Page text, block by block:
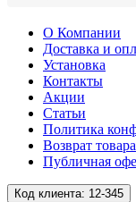
О Компании
Доставка и
Установка
Контакты
Акции
Статьи
Политика
Возврат товара
Публичная
Код клиента: 12-345